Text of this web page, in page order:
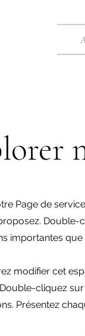
Page de
Double-
importantes
modifier cet
cliquez
Présentez